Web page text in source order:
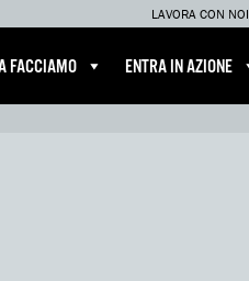
LAVORA CON NOI
FACCIAMO ENTRA IN AZIONE